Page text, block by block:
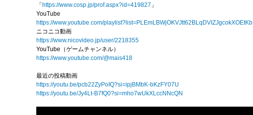
「 https://www.cosp.jp/prof.aspx?id=419827 」
YouTube
https://www.youtube.com/playlist?list=PLEmLBWjOKVJtt62BLqDVIZJgcokXOEtKb
ニコニコ動画
https://www.nicovideo.jp/user/2218355
YouTube（ゲームチャンネル）
https://www.youtube.com/@mais418
最近の投稿動画
https://youtu.be/pcb22ZyPoIQ?si=ipjBMbK-bKzFY07U
https://youtu.be/Jy4Lt-B7fQ0?si=mho7wUkXLccNNcQN